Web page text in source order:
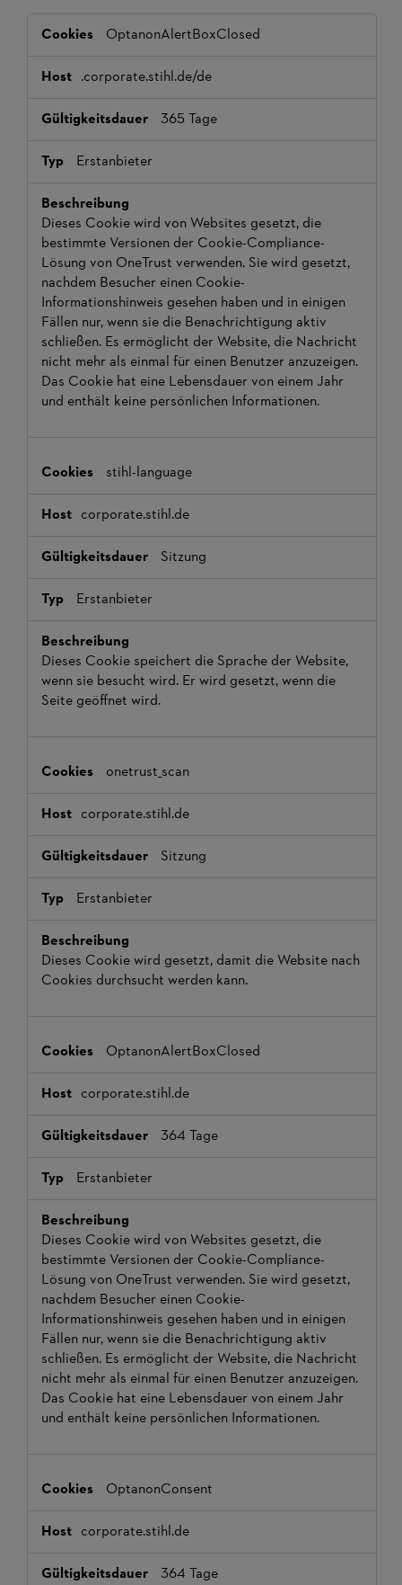
Unbedingt
erforderlich
OptanonAlertBoxClosed
.corporate.stihl.de/de
365 Tage
Erstanbieter
Dieses Cookie wird von Websites gesetzt, die
bestimmte Versionen der Cookie-Compliance-
Lösung von OneTrust verwenden. Sie wird gesetzt,
nachdem Besucher einen Cookie-
Informationshinweis gesehen haben und in einigen
Fällen nur, wenn sie die Benachrichtigung aktiv
schließen. Es ermöglicht der Website, die Nachricht
nicht mehr als einmal für einen Benutzer anzuzeigen.
Das Cookie hat eine Lebensdauer von einem Jahr
und enthält keine persönlichen Informationen.
stihl-language
corporate.stihl.de
Sitzung
Erstanbieter
Dieses Cookie speichert die Sprache der Website,
wenn sie besucht wird. Er wird gesetzt, wenn die
Seite geöffnet wird.
onetrust_scan
corporate.stihl.de
Sitzung
Erstanbieter
Dieses Cookie wird gesetzt, damit die Website nach
Cookies durchsucht werden kann.
OptanonAlertBoxClosed
corporate.stihl.de
364 Tage
Erstanbieter
Dieses Cookie wird von Websites gesetzt, die
bestimmte Versionen der Cookie-Compliance-
Lösung von OneTrust verwenden. Sie wird gesetzt,
nachdem Besucher einen Cookie-
Informationshinweis gesehen haben und in einigen
Fällen nur, wenn sie die Benachrichtigung aktiv
schließen. Es ermöglicht der Website, die Nachricht
nicht mehr als einmal für einen Benutzer anzuzeigen.
Das Cookie hat eine Lebensdauer von einem Jahr
und enthält keine persönlichen Informationen.
OptanonConsent
corporate.stihl.de
364 Tage